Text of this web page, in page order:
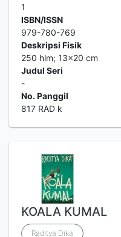
1
ISBN/ISSN
979-780-769
Deskripsi Fisik
250 hlm; 13x20 cm
Judul Seri
-
No. Panggil
817 RAD k
KOALA KUMAL
Raditya Dika